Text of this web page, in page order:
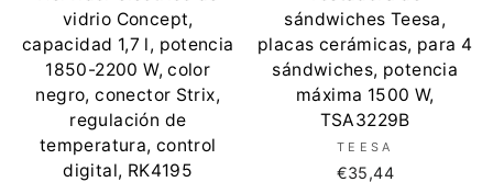
vidrio Concept,
capacidad 1,7 l, potencia
1850-2200 W, color
negro, conector Strix,
regulación de
temperatura, control
digital, RK4195
sándwiches Teesa,
placas cerámicas, para 4
sándwiches, potencia
máxima 1500 W,
TSA3229B
TEESA
€35,44